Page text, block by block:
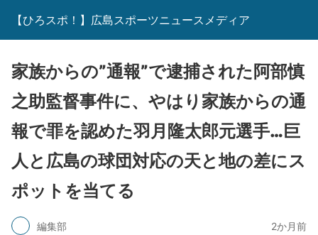
【ひろスポ！】広島スポーツニュースメディア
家族からの”通報”で逮捕された阿部慎
之助監督事件に、やはり家族からの通
報で罪を認めた羽月隆太郎元選手…巨
人と広島の球団対応の天と地の差にス
ポットを当てる
編集部 2か月前